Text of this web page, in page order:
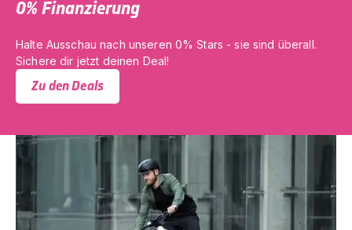
0% Finanzierung
Halte Ausschau nach unseren 0% Stars - sie sind überall.
Sichere dir jetzt deinen Deal!
Zu den Deals